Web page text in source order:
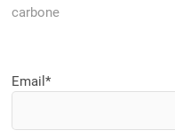
carbone
Email*